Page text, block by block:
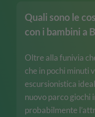
Quali sono le
con i bambini a
Oltre alla funivia
che in pochi minuti
escursionistica
nuovo parco giochi
probabilmente